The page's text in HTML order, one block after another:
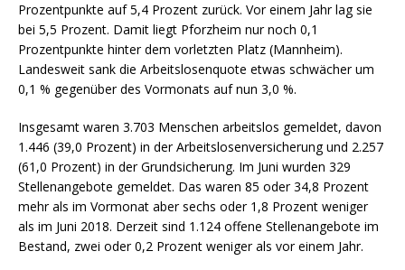
Prozentpunkte auf 5,4 Prozent zurück. Vor einem Jahr lag sie
bei 5,5 Prozent. Damit liegt Pforzheim nur noch 0,1
Prozentpunkte hinter dem vorletzten Platz (Mannheim).
Landesweit sank die Arbeitslosenquote etwas schwächer um
0,1 % gegenüber des Vormonats auf nun 3,0 %.
Insgesamt waren 3.703 Menschen arbeitslos gemeldet, davon
1.446 (39,0 Prozent) in der Arbeitslosenversicherung und 2.257
(61,0 Prozent) in der Grundsicherung. Im Juni wurden 329
Stellenangebote gemeldet. Das waren 85 oder 34,8 Prozent
mehr als im Vormonat aber sechs oder 1,8 Prozent weniger
als im Juni 2018. Derzeit sind 1.124 offene Stellenangebote im
Bestand, zwei oder 0,2 Prozent weniger als vor einem Jahr.